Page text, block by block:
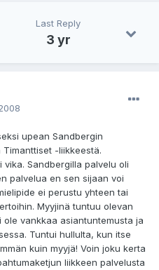
Last Reply
3 yr
upean Sandbergin
Timanttiset -liikkeestä.
vika. Sandbergilla palvelu oli
palvelua en sen sijaan voi
ei perustu yhteen tai
Myyjinä tuntuu olevan
vankkaa asiantuntemusta ja
Tuntui hullulta, kun itse
kuin myyjä! Voin joku kerta
liikkeen palvelusta